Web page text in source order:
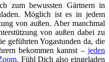
zum bewussten Gärtnern in
Möglich ist es in jedem
von außen. Aber manchmal
von außen dabei zu
geführten Yogastunden da, die
bekommen kannst – jeden
. Fühl Dich also eingeladen